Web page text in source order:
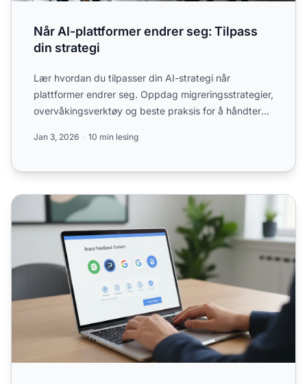
Når AI-plattformer endrer seg: Tilpass
din strategi
Lær hvordan du tilpasser din AI-strategi når
plattformer endrer seg. Oppdag migreringsstrategier,
overvåkingsverktøy og beste praksis for å håndtere
Jan 3, 2026 10 min lesing
Tilbakemelding fra AI-plattform